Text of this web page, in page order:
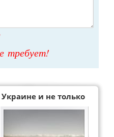
требует!
и не только